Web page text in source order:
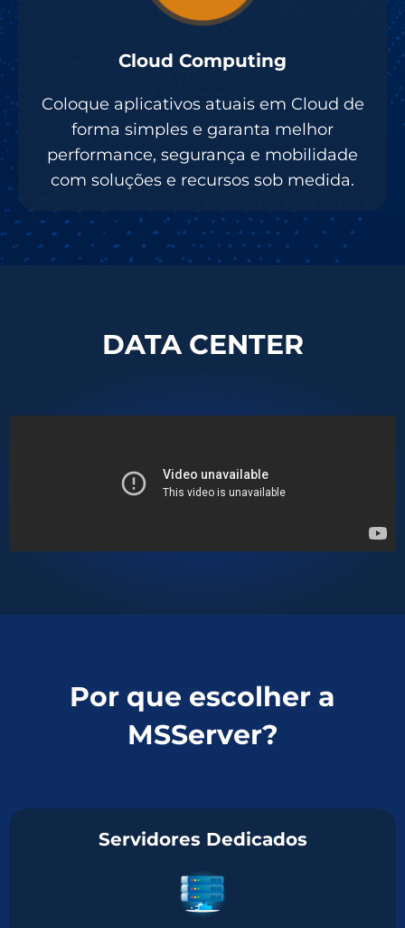
Cloud Computing
Coloque aplicativos atuais em Cloud de
forma simples e garanta melhor
performance, segurança e mobilidade
com soluções e recursos sob medida.
DATA CENTER
Por que escolher a
MSServer?
Servidores Dedicados